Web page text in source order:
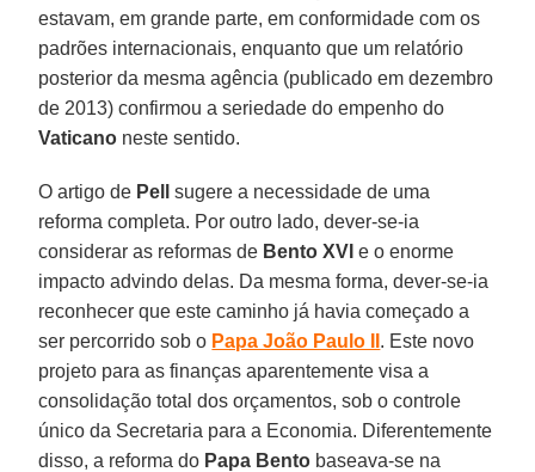
estavam, em grande parte, em conformidade com os
padrões internacionais, enquanto que um relatório
posterior da mesma agência (publicado em dezembro
de 2013) confirmou a seriedade do empenho do
Vaticano neste sentido.
O artigo de Pell
sugere a necessidade de uma
reforma completa. Por outro lado, dever-se-ia
considerar as reformas de Bento XVI e o enorme
impacto advindo delas. Da mesma forma, dever-se-ia
reconhecer que este caminho já havia começado a
ser percorrido sob o Papa João Paulo II . Este novo
projeto para as finanças aparentemente visa a
consolidação total dos orçamentos, sob o controle
único da Secretaria para a Economia. Diferentemente
disso, a reforma do Papa Bento baseava-se na